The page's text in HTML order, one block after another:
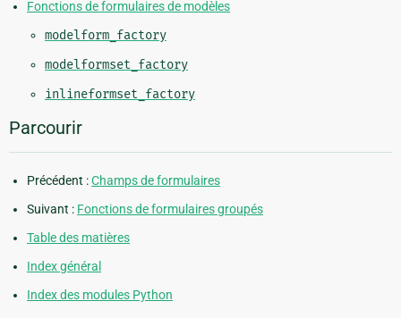
Fonctions de formulaires de modèles
modelform_factory
modelformset_factory
inlineformset_factory
Parcourir
Précédent :Champs de formulaires
Suivant : Fonctions de formulaires groupés
Table des matières
Index général
Index des modules Python